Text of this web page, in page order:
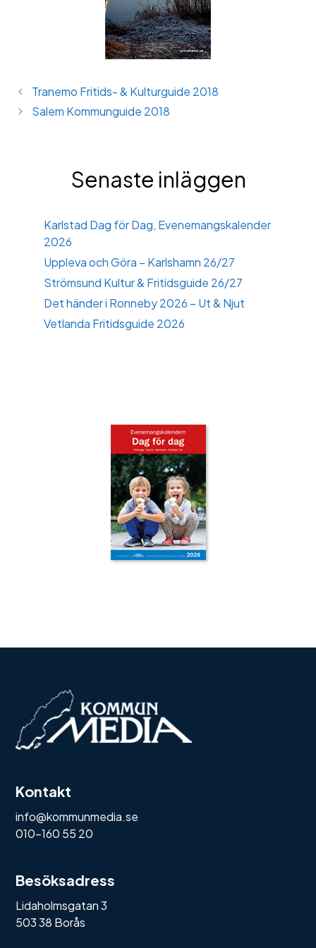
Tranemo Fritids- & Kulturguide 2018
Salem Kommunguide 2018
Senaste inläggen
Karlstad Dag för Dag, Evenemangskalender
2026
Uppleva och Göra – Karlshamn 26/27
Strömsund Kultur & Fritidsguide 26/27
Det händer i Ronneby 2026 – Ut & Njut
Vetlanda Fritidsguide 2026
Kontakt
info@kommunmedia.se
010-160 55 20
Besöksadress
Lidaholmsgatan 3
503 38 Borås